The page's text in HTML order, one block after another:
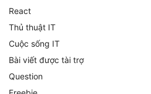
React
Thủ thuật IT
Cuộc sống IT
Bài viết được tài trợ
Question